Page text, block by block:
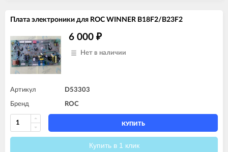
Плата электроники для ROC WINNER B18F2/B23F2
6 000 ₽
Нет в наличии
Артикул D53303
Бренд ROC
КУПИТЬ
Купить в 1 клик